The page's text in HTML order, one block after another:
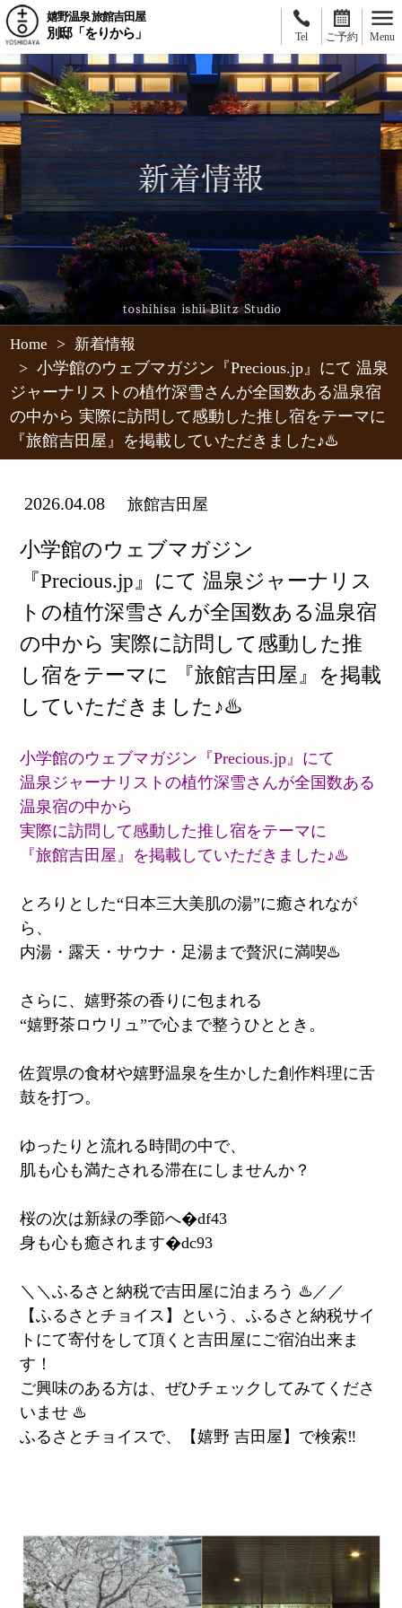
嬉野温泉 旅館吉田屋
別邸「をりから」 Tel ご予約 Menu
Home > 新着情報
> 小学館のウェブマガジン『Precious.jp』にて 温泉
ジャーナリストの植竹深雪さんが全国数ある温泉宿
の中から 実際に訪問して感動した推し宿をテーマに
『旅館吉田屋』を掲載していただきました♪♨️
2026.04.08 旅館吉田屋
小学館のウェブマガジン
『Precious.jp』にて 温泉ジャーナリス
トの植竹深雪さんが全国数ある温泉宿
の中から 実際に訪問して感動した推
し宿をテーマに 『旅館吉田屋』を掲載
していただきました♪♨️
小学館のウェブマガジン『Precious.jp』にて
温泉ジャーナリストの植竹深雪さんが全国数ある
温泉宿の中から
実際に訪問して感動した推し宿をテーマに
『旅館吉田屋』を掲載していただきました♪♨️
とろりとした“日本三大美肌の湯”に癒されなが
ら、
内湯・露天・サウナ・足湯まで贅沢に満喫♨️
さらに、嬉野茶の香りに包まれる
“嬉野茶ロウリュ”で心まで整うひととき。
佐賀県の食材や嬉野温泉を生かした創作料理に舌
鼓を打つ。
ゆったりと流れる時間の中で、
肌も心も満たされる滞在にしませんか？
桜の次は新緑の季節へ�df43
身も心も癒されます�dc93
＼＼ふるさと納税で吉田屋に泊まろう ♨️／／
【ふるさとチョイス】という、ふるさと納税サイ
トにて寄付をして頂くと吉田屋にご宿泊出来ま
す！
ご興味のある方は、ぜひチェックしてみてくださ
いませ ♨️
ふるさとチョイスで、【嬉野 吉田屋】で検索‼︎